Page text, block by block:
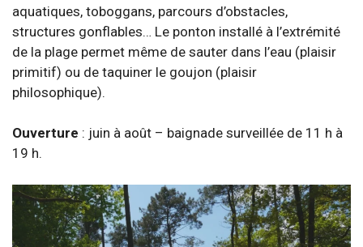
aquatiques, toboggans, parcours d’obstacles,
structures gonflables… Le ponton installé à l’extrémité
de la plage permet même de sauter dans l’eau (plaisir
primitif) ou de taquiner le goujon (plaisir
philosophique).
Ouverture : juin à août – baignade surveillée de 11 h à
19 h.